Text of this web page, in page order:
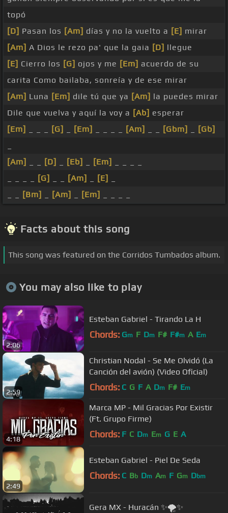
topó
[D] Pasan los [Am] días y no la vuelto a [E] mirar
[Am] A Dios le rezo pa' que la gaia [D] llegue
[E] Cierro los [G] ojos y me [Em] acuerdo de su
carita Como bailaba, sonreía y de ese mirar
[Am] Luna [Em] dile tú que ya [Am] la puedes mirar
Dile que vuelva y aquí la voy a [Ab] esperar
[Em]
[G] [Em] [Am] [Gbm]
[Gb]
[Am]
[D] [Eb] [Em]
[G] [Am] [E]
[Bm] [Am] [Em]
Facts about this song
This song was featured on the Corridos Tumbados album.
You may also like to play
2:06
Esteban Gabriel - Tirando La H
Chords: Gm F Dm F# F#m A Em
2:59
Christian Nodal - Se Me Olvidó (La
Canción del avión) (Video Oficial)
Chords: C G F A Dm F# Em
4:18
Marca MP - Mil Gracias Por Existir
(Ft. Grupo Firme)
Chords: F C Dm Em G E A
2:49
Esteban Gabriel - Piel De Seda
Chords: C Bb Dm Am F Gm Dbm
Gera MX - Huracán ✨🌪✨